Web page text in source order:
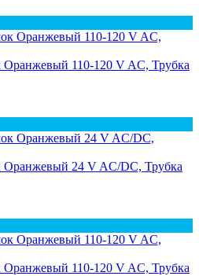
Оранжевый 110-120 V AC, Трубка
Оранжевый 24 V AC/DC, Трубка
Оранжевый 110-120 V AC, Трубка